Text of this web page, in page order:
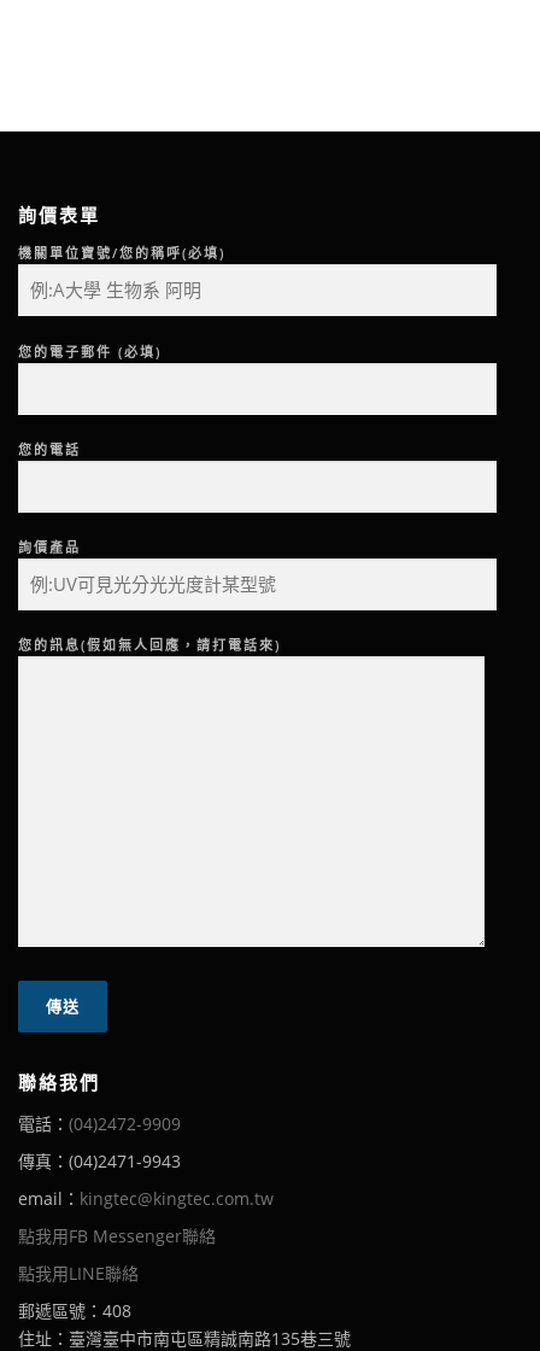
詢價表單
機關單位寶號/您的稱呼(必填)
您的電子郵件 (必填)
您的電話
詢價產品
您的訊息(假如無人回應，請打電話來)
聯絡我們
電話： (04)2472-9909
傳真：(04)2471-9943
email： kingtec@kingtec.com.tw
點我用FB Messenger聯絡
點我用LINE聯絡
郵遞區號：408
住址：臺灣臺中市南屯區精誠南路135巷三號